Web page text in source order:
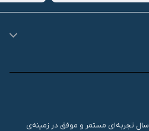
تنظیماتکتونی اطلس با بیش از 10 سال تجربه‌ای مستمر و موفق در زمینه‌ی